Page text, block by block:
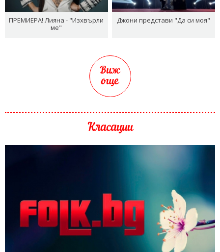
ПРЕМИЕРА! Лияна - "Изхвърли
ме"
Джони представи "Да си моя"
Виж
още
Класации